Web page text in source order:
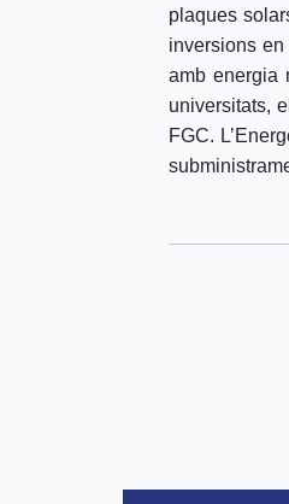
plaques
inversions
amb energia
universitats,
FGC.